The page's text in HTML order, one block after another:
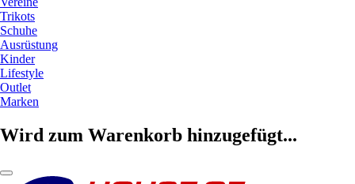
Trikots
Schuhe
Ausrüstung
Kinder
Lifestyle
Outlet
Marken
Wird zum Warenkorb hinzugefügt...